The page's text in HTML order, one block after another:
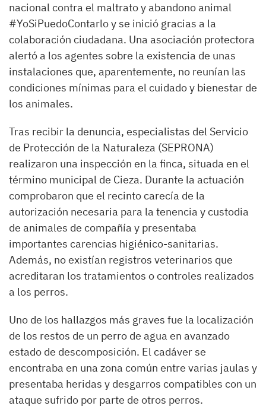
nacional contra el maltrato y abandono animal
#YoSiPuedoContarlo y se inició gracias a la
colaboración ciudadana. Una asociación protectora
alertó a los agentes sobre la existencia de unas
instalaciones que, aparentemente, no reunían las
condiciones mínimas para el cuidado y bienestar de
los animales.
Tras recibir la denuncia, especialistas del Servicio
de Protección de la Naturaleza (SEPRONA)
realizaron una inspección en la finca, situada en el
término municipal de Cieza. Durante la actuación
comprobaron que el recinto carecía de la
autorización necesaria para la tenencia y custodia
de animales de compañía y presentaba
importantes carencias higiénico-sanitarias.
Además, no existían registros veterinarios que
acreditaran los tratamientos o controles realizados
a los perros.
Uno de los hallazgos más graves fue la localización
de los restos de un perro de agua en avanzado
estado de descomposición. El cadáver se
encontraba en una zona común entre varias jaulas y
presentaba heridas y desgarros compatibles con un
ataque sufrido por parte de otros perros.